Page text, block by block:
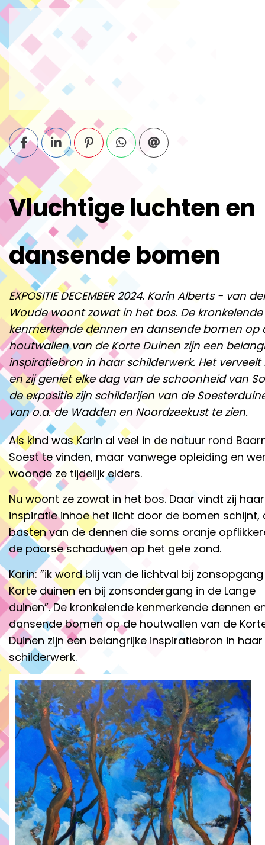
Vluchtige luchten en
dansende bomen
EXPOSITIE DECEMBER 2024. Karin Alberts - van
Woude woont zowat in het bos. De kronkelende
kenmerkende dennen en dansende bomen op
houtwallen van de Korte Duinen zijn een
inspiratiebron in haar schilderwerk. Het
en zij geniet elke dag van de schoonheid van
de expositie zijn schilderijen van de
van o.a. de Wadden en Noordzeekust te zien.
Als kind was Karin al veel in de natuur rond
Soest te vinden, maar vanwege opleiding en
woonde ze tijdelijk elders.
Nu woont ze zowat in het bos. Daar vindt zij haar
inspiratie inhoe het licht door de bomen schijnt,
basten van de dennen die soms oranje
de paarse schaduwen op het gele zand.
Karin: ”ik word blij van de lichtval bij
Korte duinen en bij zonsondergang in de Lange
duinen”. De kronkelende kenmerkende dennen
dansende bomen op de houtwallen van de
Duinen zijn een belangrijke inspiratiebron in haar
schilderwerk.